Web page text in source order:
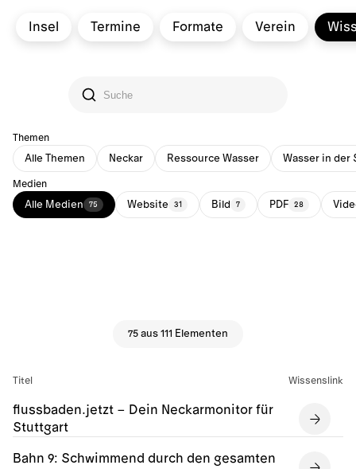
Insel Termine Formate Verein
Themen
Alle Themen Neckar Ressource Wasser Wasser in der
Medien
Alle Medien 75 Website 31 Bild 7 PDF 28
75 aus 111 Elementen
Titel Wissenslink
flussbaden.jetzt – Dein Neckarmonitor für
Stuttgart
Bahn 9: Schwimmend durch den gesamten